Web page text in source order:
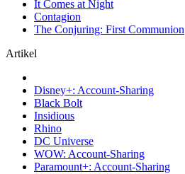
It Comes at Night
Contagion
The Conjuring: First Communion
Artikel
Disney+: Account-Sharing
Black Bolt
Insidious
Rhino
DC Universe
WOW: Account-Sharing
Paramount+: Account-Sharing